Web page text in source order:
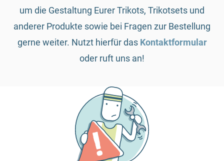
um die Gestaltung Eurer Trikots, Trikotsets und
anderer Produkte sowie bei Fragen zur Bestellung
gerne weiter. Nutzt hierfür das Kontaktformular
oder ruft uns an!